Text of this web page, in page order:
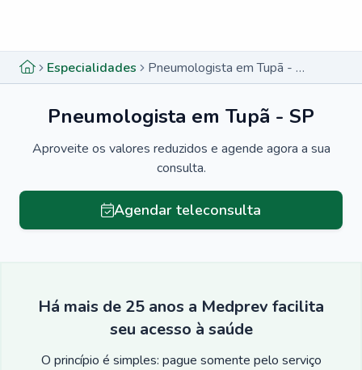
Especialidades Pneumologista em Tupã - SP
Pneumologista em Tupã - SP
Aproveite os valores reduzidos e agende agora a sua
consulta.
Agendar teleconsulta
Há mais de 25 anos a Medprev facilita
seu acesso à saúde
O princípio é simples: pague somente pelo serviço